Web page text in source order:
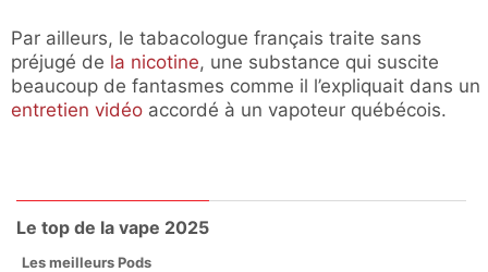
Par ailleurs, le tabacologue français traite sans
préjugé de la nicotine, une substance qui suscite
beaucoup de fantasmes comme il l’expliquait dans un
entretien vidéo accordé à un vapoteur québécois.
Le top de la vape 2025
Les meilleurs Pods